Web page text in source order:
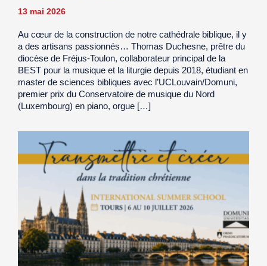
13 mai 2026
Au cœur de la construction de notre cathédrale biblique, il y
a des artisans passionnés… Thomas Duchesne, prêtre du
diocèse de Fréjus-Toulon, collaborateur principal de la
BEST pour la musique et la liturgie depuis 2018, étudiant en
master de sciences bibliques avec l’UCLouvain/Domuni,
premier prix du Conservatoire de musique du Nord
(Luxembourg) en piano, orgue […]